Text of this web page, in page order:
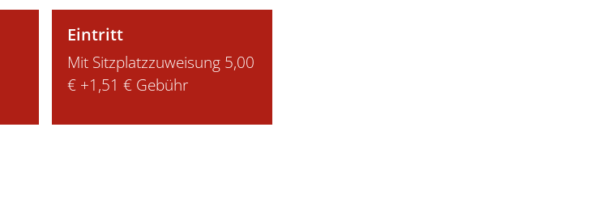
Eintritt
Mit Sitzplatzzuweisung 5,00
€ +1,51 € Gebühr